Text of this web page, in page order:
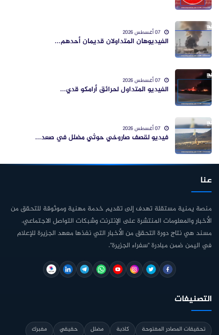
الفيديوهان المتداولان قديمان أحدهم...
الفيديو المتداول لحرائق أرامكو قدي...
فيديو لقصف صاروخي حوثي مضلل في صعد...
عنا
منصة يمنية مستقلة تهدف إلى تقديم خدمة مهنية وموثوقة للتحقق من
الأخبار والمعلومات المنتشرة على الإنترنت وشبكات التواصل الاجتماعي.
مسند هي نتاج دورة التحقق من الأخبار التي نفذها معهد الجزيرة للإعلام
في اليمن ضمن مبادرة "سفراء الجزيرة".
التصنيفات
تحقيقات المصادر المفتوحة كاذبة مضلل حقيقي
مفبرك